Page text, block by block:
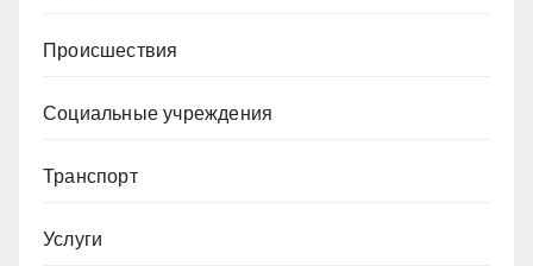
Происшествия
Социальные учреждения
Транспорт
Услуги